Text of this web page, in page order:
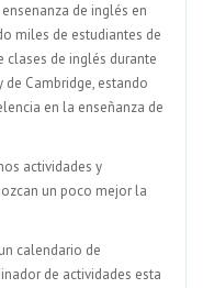
de inglés en
miles de estudiantes de
clases de inglés durante
Cambridge, estando
en la enseñanza de
actividades y
un poco mejor la
calendario de
de actividades esta